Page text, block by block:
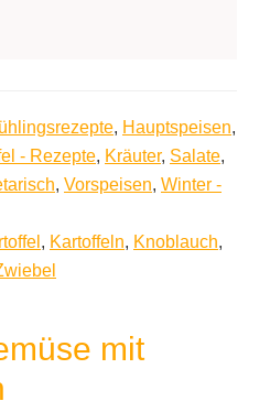
, Hauptspeisen,
- Rezepte, Kräuter, Salate,
, Vorspeisen, Winter -
, Kartoffeln, Knoblauch,
mit